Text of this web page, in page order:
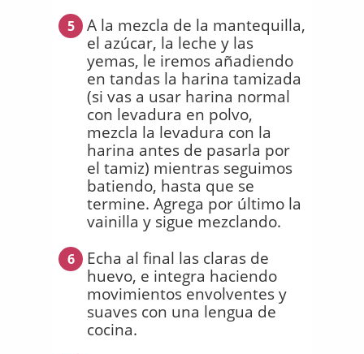
5
A la mezcla de la mantequilla,
el azúcar, la leche y las
yemas, le iremos añadiendo
en tandas la harina tamizada
(si vas a usar harina normal
con levadura en polvo,
mezcla la levadura con la
harina antes de pasarla por
el tamiz) mientras seguimos
batiendo, hasta que se
termine. Agrega por último la
vainilla y sigue mezclando.
6
Echa al final las claras de
huevo, e integra haciendo
movimientos envolventes y
suaves con una lengua de
cocina.